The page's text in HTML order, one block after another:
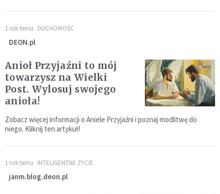
1 rok temu DUCHOWOŚĆ
DEON.pl
Anioł Przyjaźni to mój
towarzysz na Wielki
Post. Wylosuj swojego
anioła!
Zobacz więcej informacji o Aniele Przyjaźni i poznaj modlitwę do
niego. Kliknij ten artykuł!
1 rok temu INTELIGENTNE ŻYCIE
janm.blog.deon.pl